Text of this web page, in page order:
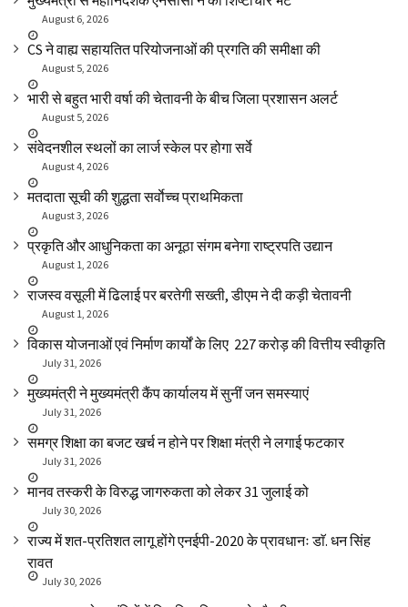
August 6, 2026
CS ने वाह्य सहायतित परियोजनाओं की प्रगति की समीक्षा की
August 5, 2026
भारी से बहुत भारी वर्षा की चेतावनी के बीच जिला प्रशासन अलर्ट
August 5, 2026
संवेदनशील स्थलों का लार्ज स्केल पर होगा सर्वे
August 4, 2026
मतदाता सूची की शुद्धता सर्वाेच्च प्राथमिकता
August 3, 2026
प्रकृति और आधुनिकता का अनूठा संगम बनेगा राष्ट्रपति उद्यान
August 1, 2026
राजस्व वसूली में ढिलाई पर बरतेगी सख्ती, डीएम ने दी कड़ी चेतावनी
August 1, 2026
विकास योजनाओं एवं निर्माण कार्यों के लिए ₹ 227 करोड़ की वित्तीय स्वीकृति
July 31, 2026
मुख्यमंत्री ने मुख्यमंत्री कैंप कार्यालय में सुनीं जन समस्याएं
July 31, 2026
समग्र शिक्षा का बजट खर्च न होने पर शिक्षा मंत्री ने लगाई फटकार
July 31, 2026
मानव तस्करी के विरुद्ध जागरुकता को लेकर 31 जुलाई को
July 30, 2026
राज्य में शत-प्रतिशत लागू होंगे एनईपी-2020 के प्रावधानः डाॅ. धन सिंह
रावत
July 30, 2026